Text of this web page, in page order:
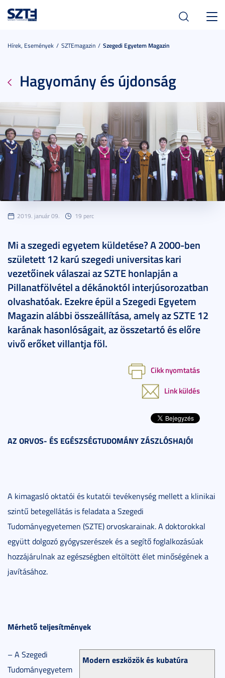
Hírek, Események SZTEmagazin Szegedi Egyetem Magazin
Hagyomány és újdonság
2019. január 09. 19 perc
Mi a szegedi egyetem küldetése? A 2000-ben
született 12 karú szegedi universitas kari
vezetőinek válaszai az SZTE honlapján a
Pillanatfölvétel a dékánoktól interjúsorozatban
olvashatóak. Ezekre épül a Szegedi Egyetem
Magazin alábbi összeállítása, amely az SZTE 12
karának hasonlóságait, az összetartó és előre
vivő erőket villantja föl.
Cikk nyomtatás
Link küldés
AZ ORVOS- ÉS EGÉSZSÉGTUDOMÁNY ZÁSZLÓSHAJÓI
A kimagasló oktatói és kutatói tevékenység mellett a klinikai
szintű betegellátás is feladata a Szegedi
Tudományegyetemen (SZTE) orvoskarainak. A doktorokkal
együtt dolgozó gyógyszerészek és a segítő foglalkozásúak
hozzájárulnak az egészségben eltöltött élet minőségének a
javításához.
Mérhető teljesítmények
Modern eszközök és kubatúra
– A Szegedi
Tudományegyetem